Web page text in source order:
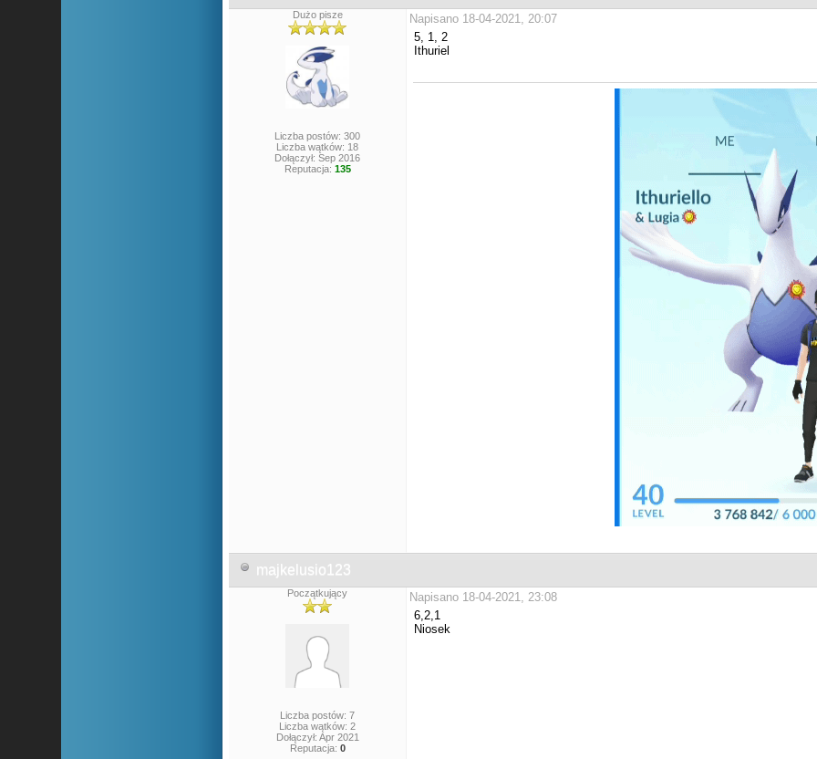
Dużo pisze
Liczba postów: 300
Liczba wątków: 18
Dołączył: Sep 2016
Reputacja: 135
Napisano 18-04-2021, 20:07
5, 1, 2
Ithuriel
majkelusio123
Początkujący
Liczba postów: 7
Liczba wątków: 2
Dołączył: Apr 2021
Reputacja: 0
Napisano 18-04-2021, 23:08
6,2,1
Niosek